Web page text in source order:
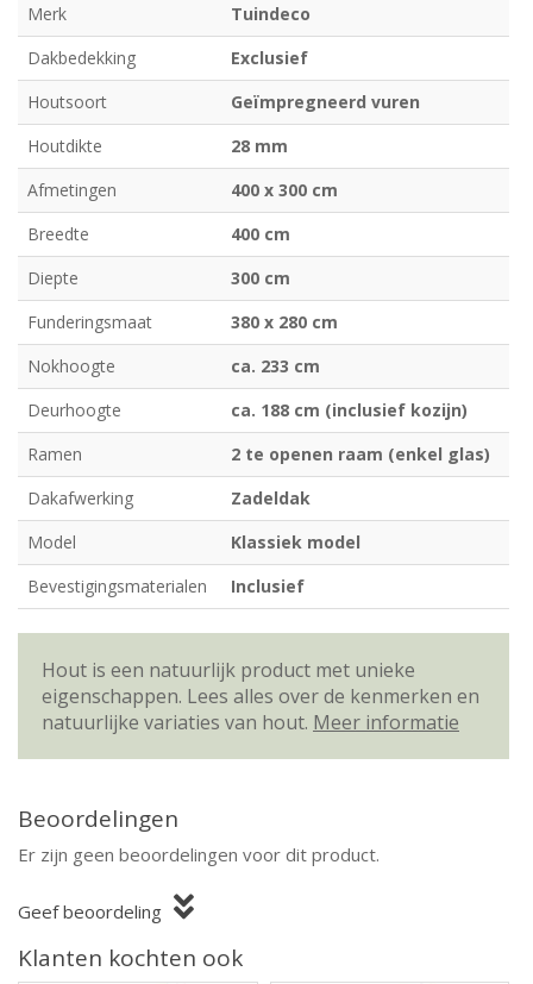
Merk
Tuindeco
Dakbedekking
Exclusief
Houtsoort
Geïmpregneerd vuren
Houtdikte
28 mm
Afmetingen
400 x 300 cm
Breedte
400 cm
Diepte
300 cm
Funderingsmaat
380 x 280 cm
Nokhoogte
ca. 233 cm
Deurhoogte
ca. 188 cm (inclusief kozijn)
Ramen
2 te openen raam (enkel glas)
Dakafwerking
Zadeldak
Model
Klassiek model
Bevestigingsmaterialen
Inclusief
Hout is een natuurlijk product met unieke
eigenschappen. Lees alles over de kenmerken en
natuurlijke variaties van hout. Meer informatie
Beoordelingen
Er zijn geen beoordelingen voor dit product.
Geef beoordeling
Klanten kochten ook